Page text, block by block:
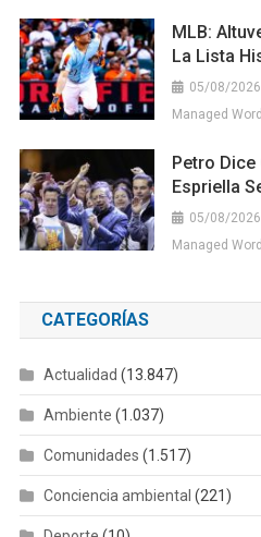
MLB:
La Lista
05/08/2026
Managed
Petro Dice
Espriella
05/08/2026
Managed
CATEGORÍAS
Actualidad (13.847)
Ambiente (1.037)
Comunidades (1.517)
Conciencia ambiental (221)